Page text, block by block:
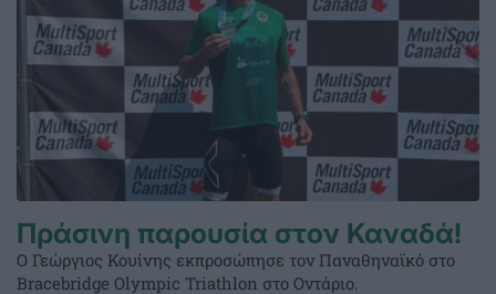
Πράσινη παρουσία στον Καναδά!
Ο Γεώργιος Κουίνης εκπροσώπησε τον Παναθηναϊκό στο
Bracebridge Olympic Triathlon στο Οντάριο.